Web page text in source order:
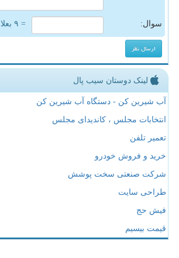
سوال: = ۹ بعلاوه ۵
لینک دوستان سیب پال
آب شیرین کن - دستگاه آب شیرین کن
انتخابات مجلس ، کاندیدای مجلس
تعمیر تلفن
خرید و فروش خودرو
شرکت صنعتی سخت پوشش
طراحی سایت
فیش حج
قیمت بیسیم